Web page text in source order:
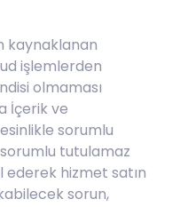
kaynaklanan
işlemlerden
olmaması
İçerik ve
sorumlu
tutulamaz
ederek hizmet satın
sorun,